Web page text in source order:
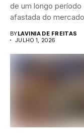
de um longo período
afastada do
BYLAVINIA DE FREITAS
JULHO 1, 2026